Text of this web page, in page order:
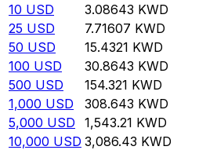
10 USD 3.08643 KWD
25 USD 7.71607 KWD
50 USD 15.4321 KWD
100 USD 30.8643 KWD
500 USD 154.321 KWD
1,000 USD 308.643 KWD
5,000 USD 1,543.21 KWD
10,000 USD 3,086.43 KWD